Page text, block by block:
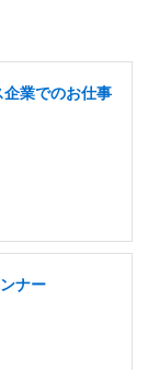
企業でのお仕事
ナー